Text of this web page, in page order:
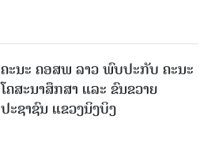
ຄະນະ ຄອສພ ລາວ ພົບປະກັບ ຄະນະ
ໂຄສະນາສຶກສາ ແລະ ຂົນຂວາຍ
ປະຊາຊົນ ແຂວງນິງບິງ